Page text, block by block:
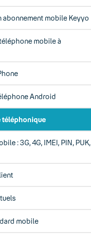
abonnement mobile Keyyo
mobile à
Android
téléphonique
: 3G, 4G, IMEI, PIN, PUK,
mobile